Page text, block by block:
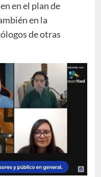
en el plan de
en la
de otras